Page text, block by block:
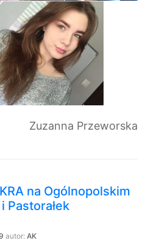
Zuzanna Przeworska
na Ogólnopolskim
Pastorałek
autor: AK